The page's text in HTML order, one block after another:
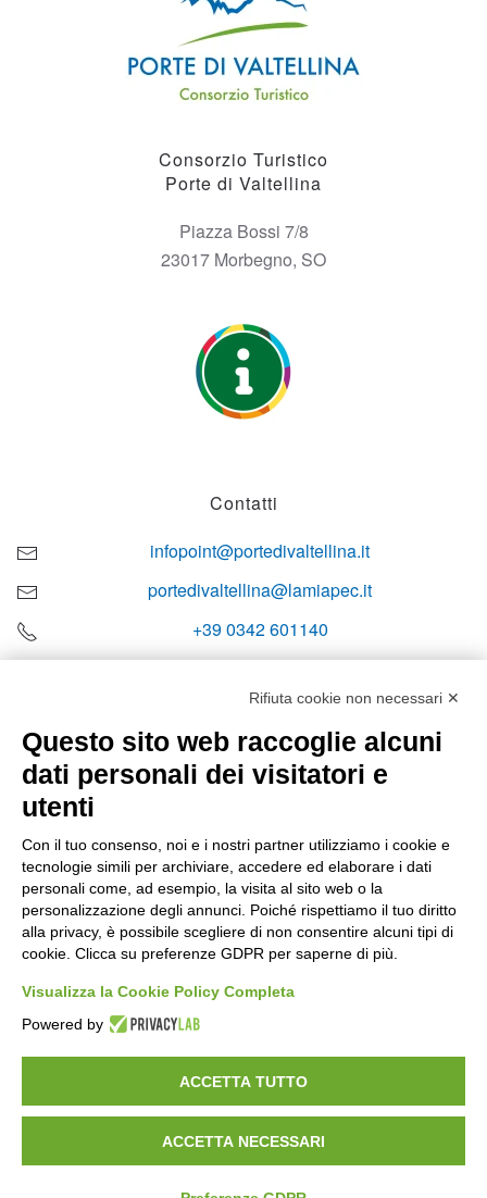
Consorzio Turistico
Porte di Valtellina
Piazza Bossi 7/8
23017 Morbegno, SO
Contatti
infopoint@portedivaltellina.it
portedivaltellina@lamiapec.it
+39 0342 601140
Orari di apertura
Sabato
08:00 – 12:10
Domenica e festivi
CHIUSO
Consorzio Turistico Porte di Valtellina. All rights reserved.
Powered byNoratech
Rifiuta cookie non necessari ✕
Questo sito web raccoglie alcuni
dati personali dei visitatori e
utenti
Con il tuo consenso, noi e i nostri partner utilizziamo i cookie e
tecnologie simili per archiviare, accedere ed elaborare i dati
personali come, ad esempio, la visita al sito web o la
personalizzazione degli annunci. Poiché rispettiamo il tuo diritto
alla privacy, è possibile scegliere di non consentire alcuni tipi di
cookie. Clicca su preferenze GDPR per saperne di più.
Visualizza la Cookie Policy Completa
Powered by
ACCETTA TUTTO
ACCETTA NECESSARI